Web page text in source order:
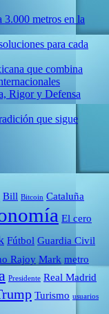
3.000 metros en la
para cada
que combina
Rigor y Defensa
que sigue
Bill Bitcoin Cataluña
El cero
Fútbol Guardia Civil
Rajoy Mark metro
Presidente Real Madrid
Turismo usuarios